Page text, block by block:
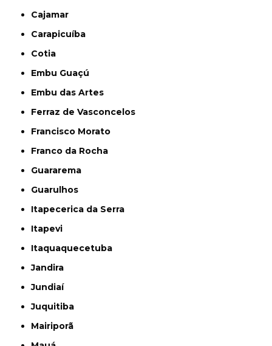
Cajamar
Carapicuíba
Cotia
Embu Guaçú
Embu das Artes
Ferraz de Vasconcelos
Francisco Morato
Franco da Rocha
Guararema
Guarulhos
Itapecerica da Serra
Itapevi
Itaquaquecetuba
Jandira
Jundiaí
Juquitiba
Mairiporã